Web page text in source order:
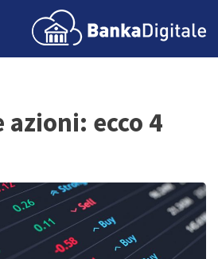
azioni: ecco 4